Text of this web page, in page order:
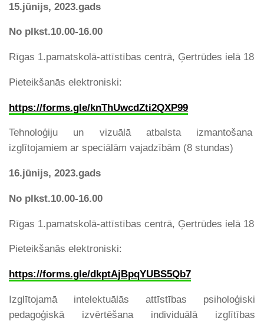
15.jūnijs, 2023.gads
No plkst.10.00-16.00
Rīgas 1.pamatskolā-attīstības centrā, Ģertrūdes ielā 18
Pieteikšanās elektroniski:
https://forms.gle/knThUwcdZti2QXP99
Tehnoloģiju un vizuālā atbalsta izmantošana
izglītojamiem ar speciālām vajadzībām (8 stundas)
16.jūnijs, 2023.gads
No plkst.10.00-16.00
Rīgas 1.pamatskolā-attīstības centrā, Ģertrūdes ielā 18
Pieteikšanās elektroniski:
https://forms.gle/dkptAjBpqYUBS5Qb7
Izglītojamā intelektuālās attīstības psiholoģiski
pedagoģiskā izvērtēšana individuālā izglītības